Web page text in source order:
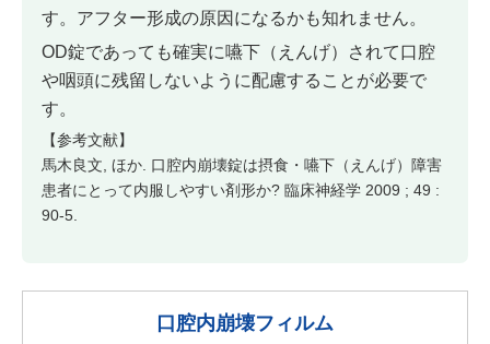
す。アフター形成の原因になるかも知れません。
OD錠であっても確実に嚥下（えんげ）されて口腔
や咽頭に残留しないように配慮することが必要で
す。
【参考文献】
馬木良文, ほか. 口腔内崩壊錠は摂食・嚥下（えんげ）障害
患者にとって内服しやすい剤形か? 臨床神経学 2009 ; 49 :
90-5.
口腔内崩壊フィルム